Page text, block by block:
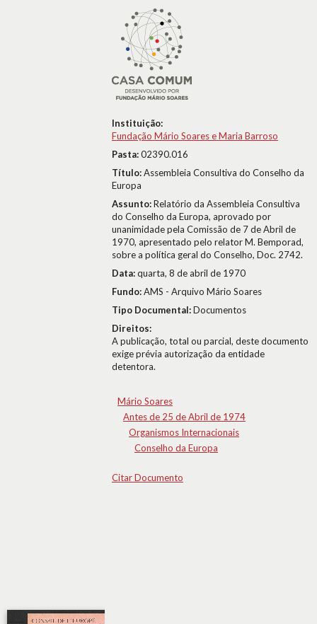
Instituição:
Fundação Mário Soares e Maria Barroso
Pasta:02390.016
Título:Assembleia Consultiva do Conselho da
Europa
Assunto:Relatório da Assembleia Consultiva
do Conselho da Europa, aprovado por
unanimidade pela Comissão de 7 de Abril de
1970, apresentado pelo relator M. Bemporad,
sobre a política geral do Conselho, Doc. 2742.
Data:quarta, 8 de abril de 1970
Fundo:AMS - Arquivo Mário Soares
Tipo Documental:Documentos
Direitos:
A publicação, total ou parcial, deste documento
exige prévia autorização da entidade
detentora.
Mário Soares
Antes de 25 de Abril de 1974
Organismos Internacionais
Conselho da Europa
Citar Documento